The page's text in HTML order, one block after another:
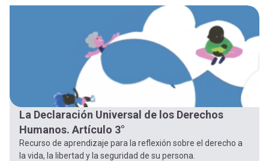
La Declaración Universal de los Derechos
Humanos. Artículo 3°
Recurso de aprendizaje para la reflexión sobre el derecho a
la vida, la libertad y la seguridad de su persona.